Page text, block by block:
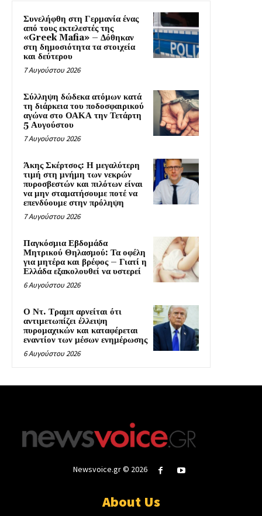
Συνελήφθη στη Γερμανία ένας
από τους εκτελεστές της
«Greek Mafia» – Δόθηκαν
στη δημοσιότητα τα στοιχεία
και δεύτερου
7 Αυγούστου 2026
Σύλληψη δώδεκα ατόμων κατά
τη διάρκεια του ποδοσφαιρικού
αγώνα στο ΟΑΚΑ την Τετάρτη
5 Αυγούστου
7 Αυγούστου 2026
Άκης Σκέρτσος: Η μεγαλύτερη
τιμή στη μνήμη των νεκρών
πυροσβεστών και πιλότων είναι
να μην σταματήσουμε ποτέ να
επενδύουμε στην πρόληψη
7 Αυγούστου 2026
Παγκόσμια Εβδομάδα
Μητρικού Θηλασμού: Τα οφέλη
για μητέρα και βρέφος – Γιατί η
Ελλάδα εξακολουθεί να υστερεί
6 Αυγούστου 2026
Ο Ντ. Τραμπ αρνείται ότι
αντιμετωπίζει έλλειψη
πυρομαχικών και καταφέρεται
εναντίον των μέσων ενημέρωσης
6 Αυγούστου 2026
Newsvoice.gr © 2026
About Us